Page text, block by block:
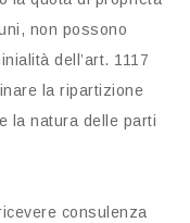
non possono
dell’art. 1117
la ripartizione
la natura delle parti
consulenza